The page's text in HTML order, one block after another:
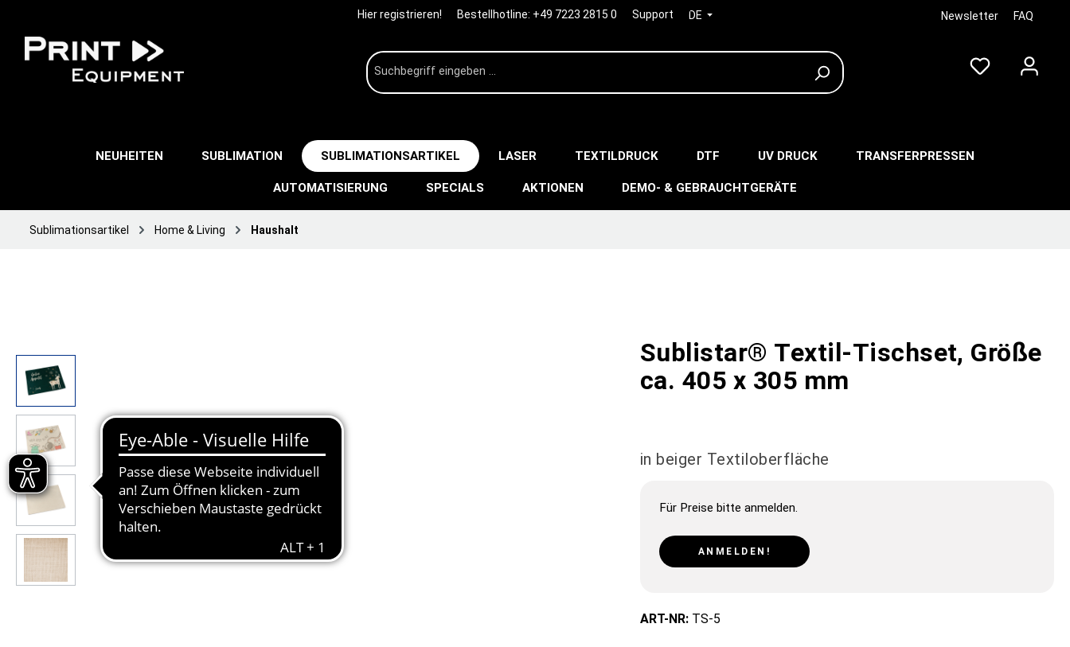
Hier registrieren! Bestellhotline: +49 7223 2815 0 Support DE Newsletter FAQ
NEUHEITEN SUBLIMATION SUBLIMATIONSARTIKEL LASER TEXTILDRUCK DTF UV DRUCK TRANSFERPRESSEN
AUTOMATISIERUNG SPECIALS AKTIONEN DEMO- & GEBRAUCHTGERÄTE
Sublimationsartikel Home & Living Haushalt
Sublistar® Textil-Tischset, Größe
ca. 405 x 305 mm
in beiger Textiloberfläche
Für Preise bitte anmelden.
ANMELDEN!
ART-NR: TS-5